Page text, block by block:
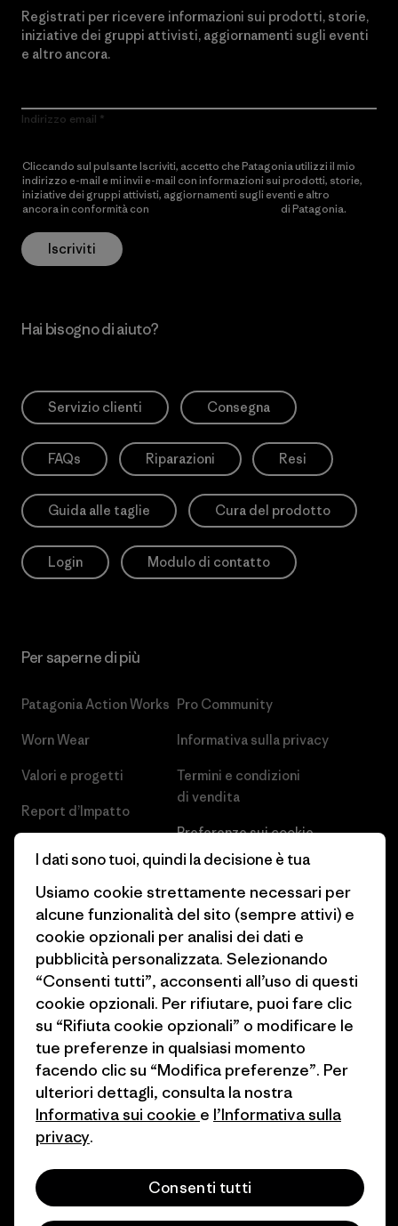
Registrati per ricevere informazioni sui prodotti, storie,
iniziative dei gruppi attivisti, aggiornamenti sugli eventi
e altro ancora.
Indirizzo email
Cliccando sul pulsante Iscriviti, accetto che Patagonia utilizzi il mio
indirizzo e-mail e mi invii e-mail con informazioni sui prodotti, storie,
iniziative dei gruppi attivisti, aggiornamenti sugli eventi e altro
ancora in conformità con
di Patagonia.
Iscriviti
Hai bisogno di aiuto?
Servizio clienti Consegna
FAQs Riparazioni Resi
Guida alle taglie Cura del prodotto
Login Modulo di contatto
Per saperne di più
Patagonia Action Works
Worn Wear
Valori e progetti
Report d’Impatto
Obiettivi climatici
1% For The Planet
Come finanziamo
Buoni regalo
Trova un negozio
Pro Community
Informativa sulla privacy
Termini e condizioni
di vendita
Preferenze sui cookie
Lavora con noi
Stampa e media
Industry program
Programma di affiliazione
Patagonia Italia Mappa del sito
© 2026 Patagonia, Inc. All Rights Reserved.
I dati sono tuoi, quindi la decisione è tua
Usiamo cookie strettamente necessari per
alcune funzionalità del sito (sempre attivi) e
cookie opzionali per analisi dei dati e
pubblicità personalizzata. Selezionando
“Consenti tutti”, acconsenti all’uso di questi
cookie opzionali. Per rifiutare, puoi fare clic
su “Rifiuta cookie opzionali” o modificare le
tue preferenze in qualsiasi momento
facendo clic su “Modifica preferenze”. Per
ulteriori dettagli, consulta la nostra
Informativa sui cookie e l’Informativa sulla
privacy.
Consenti tutti